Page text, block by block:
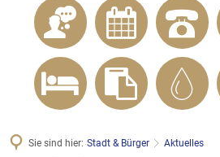
Sie sind hier: Stadt & Bürger
Aktuelles